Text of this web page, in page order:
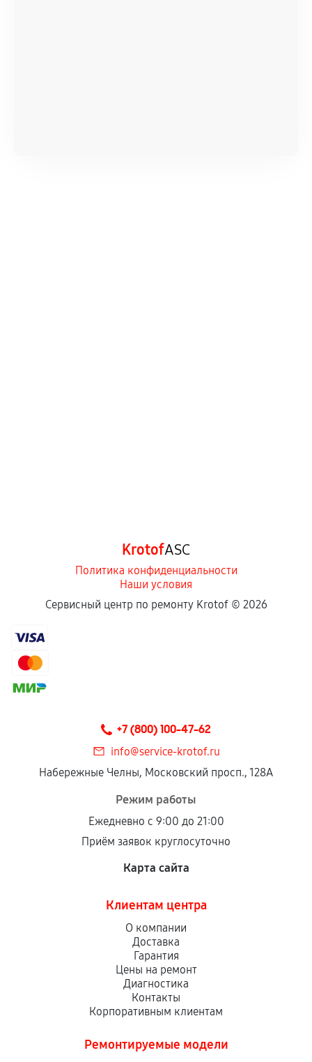
KrotofASC
Политика конфиденциальности
Наши условия
Сервисный центр по ремонту Krotof © 2026
+7 (800) 100-47-62
info@service-krotof.ru
Набережные Челны, Московский просп., 128А
Режим работы
Ежедневно с 9:00 до 21:00
Приём заявок круглосуточно
Карта сайта
Клиентам центра
О компании
Доставка
Гарантия
Цены на ремонт
Диагностика
Контакты
Корпоративным клиентам
Ремонтируемые модели